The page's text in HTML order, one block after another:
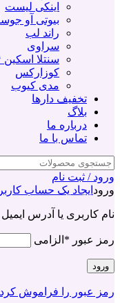
اینکی لیست
بیوتی آو
راند لب
سراوی
سنتلا اسکین ۱۰۰۴
کوزارکس
مدی کیوب
تخفیف دارها
بلاگ
درباره ما
تماس با ما
ورود / ثبت نام
ورود ایجاد یک حساب
نام کاربری یا آدرس ایمیل
رمز عبور * الزامی
ورود
رمز عبور را فراموش